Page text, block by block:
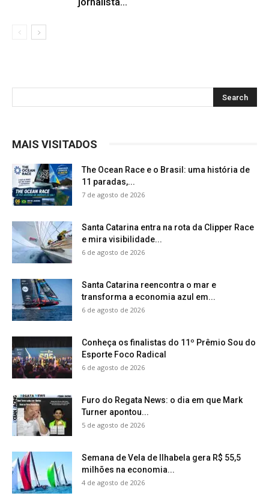
MAIS VISITADOS
The Ocean Race e o Brasil: uma história de
11 paradas,...
7 de agosto de 2026
Santa Catarina entra na rota da Clipper Race
e mira visibilidade...
6 de agosto de 2026
Santa Catarina reencontra o mar e
transforma a economia azul em...
6 de agosto de 2026
Conheça os finalistas do 11º Prêmio Sou do
Esporte Foco Radical
6 de agosto de 2026
Furo do Regata News: o dia em que Mark
Turner apontou...
5 de agosto de 2026
Semana de Vela de Ilhabela gera R$ 55,5
milhões na economia...
4 de agosto de 2026